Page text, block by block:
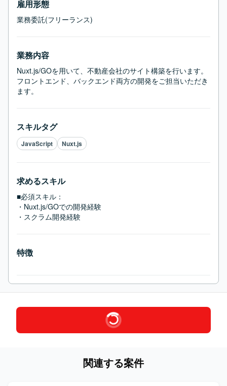
雇用形態
業務委託(フリーランス)
業務内容
Nuxt.js/GOを用いて、不動産会社のサイト構築を行います。
フロントエンド、バックエンド両方の開発をご担当いただき
ます。
スキルタグ
JavaScript Nuxt.js
求めるスキル
■必須スキル：
・Nuxt.js/GOでの開発経験
・スクラム開発経験
特徴
関連する案件